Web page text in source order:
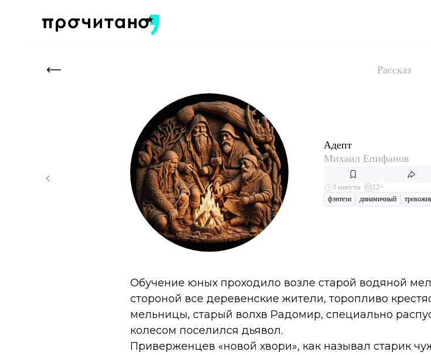
Рассказ
Адепт
Михаил Епифанов
3 минуты
12+
фэнтези
динамичный
Обучение юных проходило возле старой водяной
стороной все деревенские жители, торопливо
мельницы, старый волхв Радомир, специально
колесом поселился дьявол.
Приверженцев «новой хвори», как называл старик